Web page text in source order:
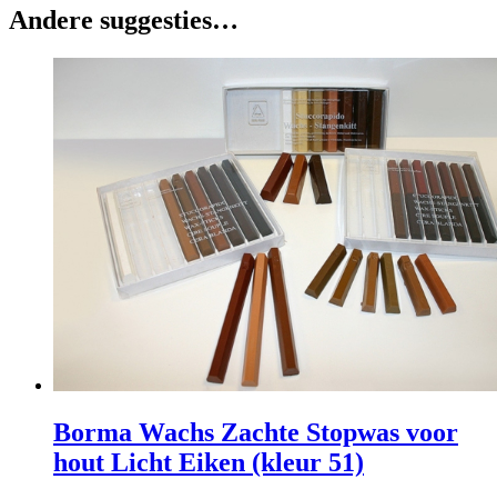
Andere suggesties…
Borma Wachs Zachte Stopwas voor
hout Licht Eiken (kleur 51)